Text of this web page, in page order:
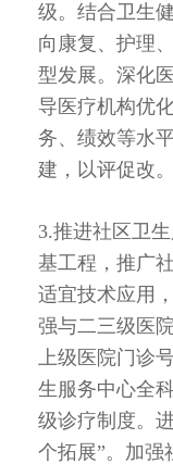
级。结合卫生
向康复、护理
型发展。深化
导医疗机构优
务、绩效等水
建，以评促改
3.推进社区卫
基工程，推广
适宜技术应用
强与二三级医
上级医院门诊
生服务中心全
级诊疗制度。
个拓展”。加强